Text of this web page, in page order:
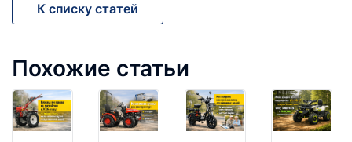
К списку статей
Похожие статьи